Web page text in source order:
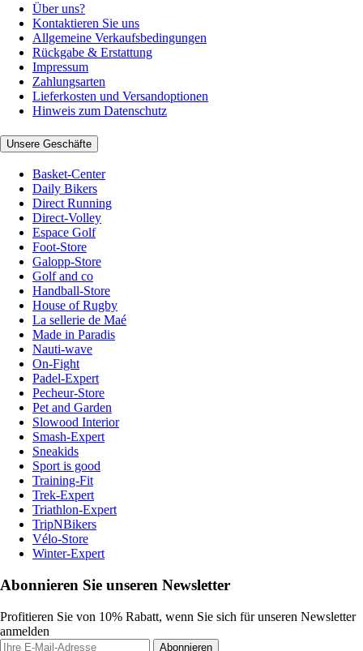
Über uns?
Kontaktieren Sie uns
Allgemeine Verkaufsbedingungen
Rückgabe & Erstattung
Impressum
Zahlungsarten
Lieferkosten und Versandoptionen
Hinweis zum Datenschutz
Unsere Geschäfte
Basket-Center
Daily Bikers
Direct Running
Direct-Volley
Espace Golf
Foot-Store
Galopp-Store
Golf and co
Handball-Store
House of Rugby
La sellerie de Maé
Made in Paradis
Nauti-wave
On-Fight
Padel-Expert
Pecheur-Store
Pet and Garden
Slowood Interior
Smash-Expert
Sneakids
Sport is good
Training-Fit
Trek-Expert
Triathlon-Expert
TripNBikers
Vélo-Store
Winter-Expert
Abonnieren Sie unseren Newsletter
Profitieren Sie von 10% Rabatt, wenn Sie sich für unseren Newsletter
anmelden
Abonnieren